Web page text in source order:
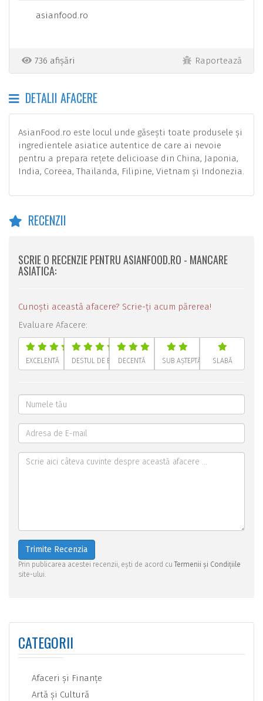
asianfood.ro
736 afișări Raportează
DETALII AFACERE
AsianFood.ro este locul unde găsești toate produsele și
ingredientele asiatice autentice de care ai nevoie
pentru a prepara rețete delicioase din China, Japonia,
India, Coreea, Thailanda, Filipine, Vietnam și Indonezia.
RECENZII
SCRIE O RECENZIE PENTRU ASIANFOOD.RO - MANCARE
ASIATICA:
Cunoști această afacere? Scrie-ți acum părerea!
Evaluare Afacere:
EXCELENTĂ DESTUL DE BUNĂDECENTĂ SUB AȘTEPTĂRI SLABĂ
Trimite Recenzia
Prin publicarea acestei recenzii, ești de acord cuTermenii și Condițiile
site-ului.
CATEGORII
Afaceri şi Finanţe
Artă şi Cultură